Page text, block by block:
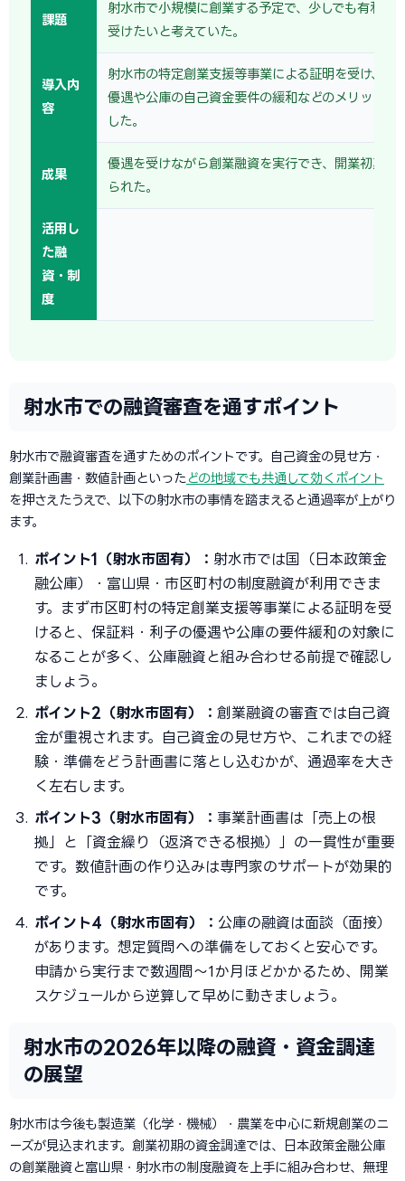
課題
射水市で小規模に創業する予定で、少しでも有利な
受けたいと考えていた。
導入内
容
射水市の特定創業支援等事業による証明を受け、保
優遇や公庫の自己資金要件の緩和などのメリットを
した。
成果
優遇を受けながら創業融資を実行でき、開業初期の
られた。
活用し
た融
資・制
度
射水市での融資審査を通すポイント
射水市で融資審査を通すためのポイントです。自己資金の見せ方・
創業計画書・数値計画といった どの地域でも共通して効くポイント
を押さえたうえで、以下の射水市の事情を踏まえると通過率が上がり
ます。
ポイント1（射水市固有）： 射水市では国（日本政策金
融公庫）・富山県・市区町村の制度融資が利用できま
す。まず市区町村の特定創業支援等事業による証明を受
けると、保証料・利子の優遇や公庫の要件緩和の対象に
なることが多く、公庫融資と組み合わせる前提で確認し
ましょう。
ポイント2（射水市固有）： 創業融資の審査では自己資
金が重視されます。自己資金の見せ方や、これまでの経
験・準備をどう計画書に落とし込むかが、通過率を大き
く左右します。
ポイント3（射水市固有）： 事業計画書は「売上の根
拠」と「資金繰り（返済できる根拠）」の一貫性が重要
です。数値計画の作り込みは専門家のサポートが効果的
です。
ポイント4（射水市固有）： 公庫の融資は面談（面接）
があります。想定質問への準備をしておくと安心です。
申請から実行まで数週間〜1か月ほどかかるため、開業
スケジュールから逆算して早めに動きましょう。
射水市の2026年以降の融資・資金調達
の展望
射水市は今後も製造業（化学・機械）・農業を中心に新規創業のニ
ーズが見込まれます。創業初期の資金調達では、日本政策金融公庫
の創業融資と富山県・射水市の制度融資を上手に組み合わせ、無理